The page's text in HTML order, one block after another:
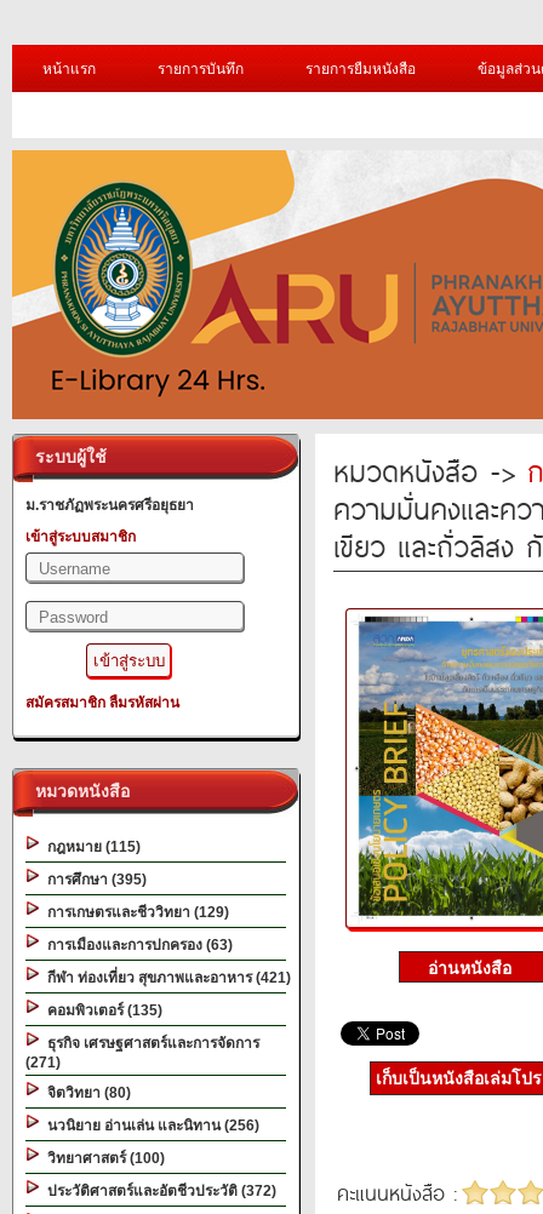
หน้าแรก รายการบันทึก รายการยืมหนังสือ ข้อมูลส่ว
ระบบผู้ใช้
ม.ราชภัฏพระนครศรีอยุธยา
เข้าสู่ระบบสมาชิก
สมัครสมาชิก ลืมรหัสผ่าน
หมวดหนังสือ
กฎหมาย (115)
การศึกษา (395)
การเกษตรและชีววิทยา (129)
การเมืองและการปกครอง (63)
กีฬา ท่องเที่ยว สุขภาพและอาหาร (421)
คอมพิวเตอร์ (135)
ธุรกิจ เศรษฐศาสตร์และการจัดการ
(271)
จิตวิทยา (80)
นวนิยาย อ่านเล่น และนิทาน (256)
วิทยาศาสตร์ (100)
ประวัติศาสตร์และอัตชีวประวัติ (372)
หมวดหนังสือ ->
ความมั่นคงและค
เขียว และถั่วลิสง
เก็บเป็นหนังสือเล่มโป
คะแนนหนังสือ :